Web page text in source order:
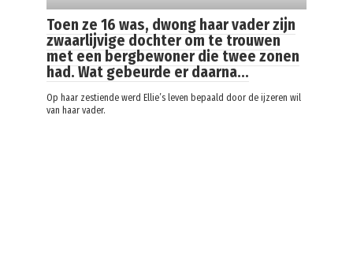
Toen ze 16 was, dwong haar vader zijn
zwaarlijvige dochter om te trouwen
met een bergbewoner die twee zonen
had. Wat gebeurde er daarna…
Op haar zestiende werd Ellie’s leven bepaald door de ijzeren wil
van haar vader.